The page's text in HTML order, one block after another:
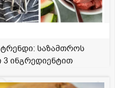
ტრენდი: საზამთროს
3 ინგრედიენტით